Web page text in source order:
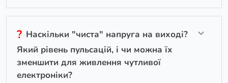
? Наскільки "чиста" напруга на виході?
Який рівень пульсацій, і чи можна їх
зменшити для живлення чутливої
електроніки?